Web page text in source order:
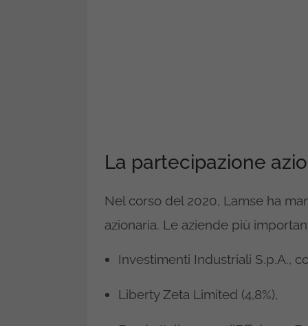
La partecipazione
Nel corso del 2020, Lamse ha
azionaria. Le aziende più
Investimenti Industriali S.p.A.,
Liberty Zeta Limited (4,8%),